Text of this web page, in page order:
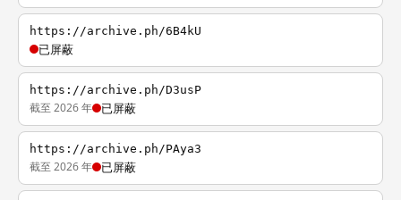
https://archive.ph/6B4kU
已屏蔽
https://archive.ph/D3usP
截至 2026 年 已屏蔽
https://archive.ph/PAya3
截至 2026 年 已屏蔽